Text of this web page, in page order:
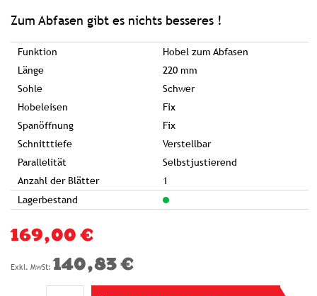
Zum Abfasen gibt es nichts besseres !
Funktion
Hobel zum Abfasen
Länge
220 mm
Sohle
Schwer
Hobeleisen
Fix
Spanöffnung
Fix
Schnitttiefe
Verstellbar
Parallelität
Selbstjustierend
Anzahl der Blätter
1
Lagerbestand
169,00 €
140,83 €